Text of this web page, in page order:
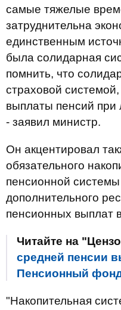
самые тяжелые
затруднительна
единственным
была солидарная
помнить, что
страховой
выплаты пенсий при
- заявил министр.
Он акцентировал
обязательного
пенсионной системы
дополнительного
пенсионных выплат
Читайте на
средней пенсии
Пенсионный
"Накопительная